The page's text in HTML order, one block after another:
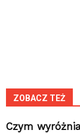
ZOBACZ TEŻ
Czym